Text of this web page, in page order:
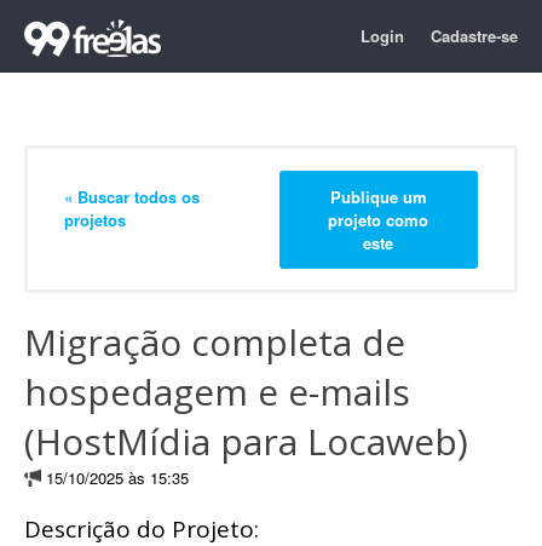
Login Cadastre-se
« Buscar todos os
projetos
Publique um
projeto como
este
Migração completa de
hospedagem e e-mails
(HostMídia para Locaweb)
15/10/2025 às 15:35
Descrição do Projeto: